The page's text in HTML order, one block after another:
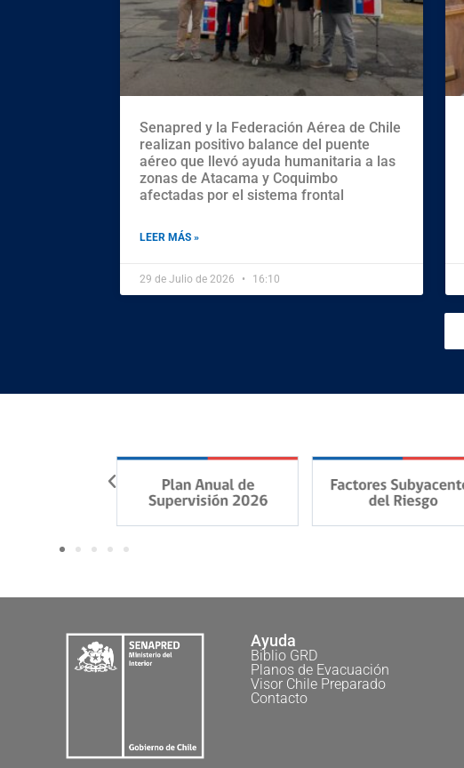
Senapred y la Federación Aérea de Chile
realizan positivo balance del puente
aéreo que llevó ayuda humanitaria a las
zonas de Atacama y Coquimbo
afectadas por el sistema frontal
LEER MÁS »
29 de Julio de 2026 16:10
Ayuda
Biblio GRD
Planos de Evacuación
Visor Chile Preparado
Contacto